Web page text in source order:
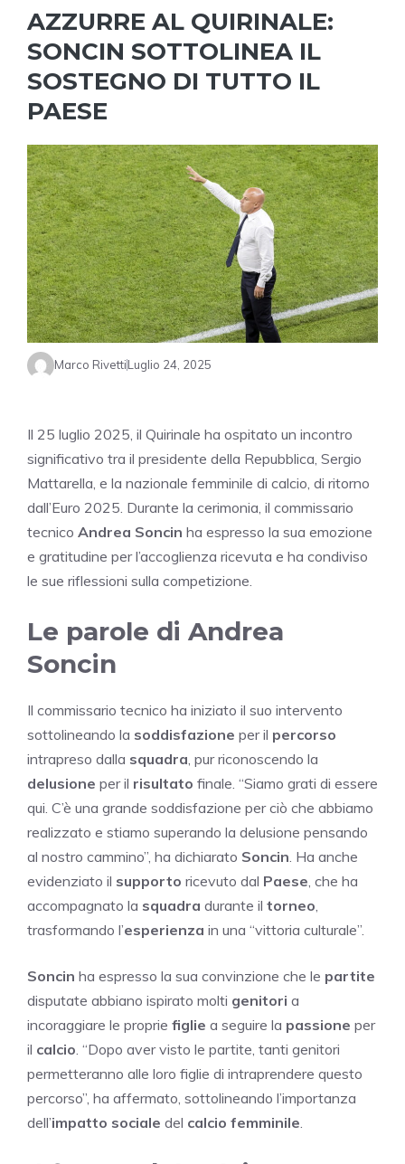
AZZURRE AL QUIRINALE:
SONCIN SOTTOLINEA IL
SOSTEGNO DI TUTTO IL
PAESE
Marco RivettiLuglio 24, 2025
Il 25 luglio 2025, il Quirinale ha ospitato un incontro
significativo tra il presidente della Repubblica, Sergio
Mattarella, e la nazionale femminile di calcio, di ritorno
dall’Euro 2025. Durante la cerimonia, il commissario
tecnico Andrea Soncin ha espresso la sua emozione
e gratitudine per l’accoglienza ricevuta e ha condiviso
le sue riflessioni sulla competizione.
Le parole di Andrea
Soncin
Il commissario tecnico ha iniziato il suo intervento
sottolineando la soddisfazione per il percorso
intrapreso dalla squadra , pur riconoscendo la
delusione per il risultato finale. “Siamo grati di essere
qui. C’è una grande soddisfazione per ciò che abbiamo
realizzato e stiamo superando la delusione pensando
al nostro cammino”, ha dichiarato Soncin . Ha anche
evidenziato il supporto ricevuto dal Paese , che ha
accompagnato la squadra durante il torneo
trasformando l’esperienza in una “vittoria culturale”.
Soncin ha espresso la sua convinzione che le partite
disputate abbiano ispirato molti genitori a
incoraggiare le proprie figlie a seguire la passione per
il calcio . “Dopo aver visto le partite, tanti genitori
permetteranno alle loro figlie di intraprendere questo
percorso”, ha affermato, sottolineando l’importanza
dell’impatto sociale del calcio femminile